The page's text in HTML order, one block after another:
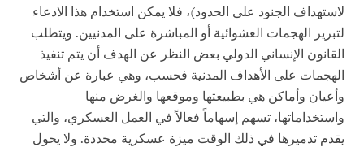
لاستهداف الجنود على الحدود)، فلا يمكن استخدام هذا الادعاء
لتبرير الهجمات العشوائية أو المباشرة على المدنيين. ويتطلب
القانون الإنساني الدولي بعض النظر عن الهدف أن يتم تنفيذ
الهجمات على الأهداف المدنية فحسب، وهي عبارة عن أشخاص
وأعيان وأماكن هي بطبيعتها وموقعها والغرض منها
واستخداماتها، تسهم إسهاماً فعالاً في العمل العسكري، والتي
يقدم تدميرها في ذلك الوقت ميزة عسكرية محددة. ولا يحول